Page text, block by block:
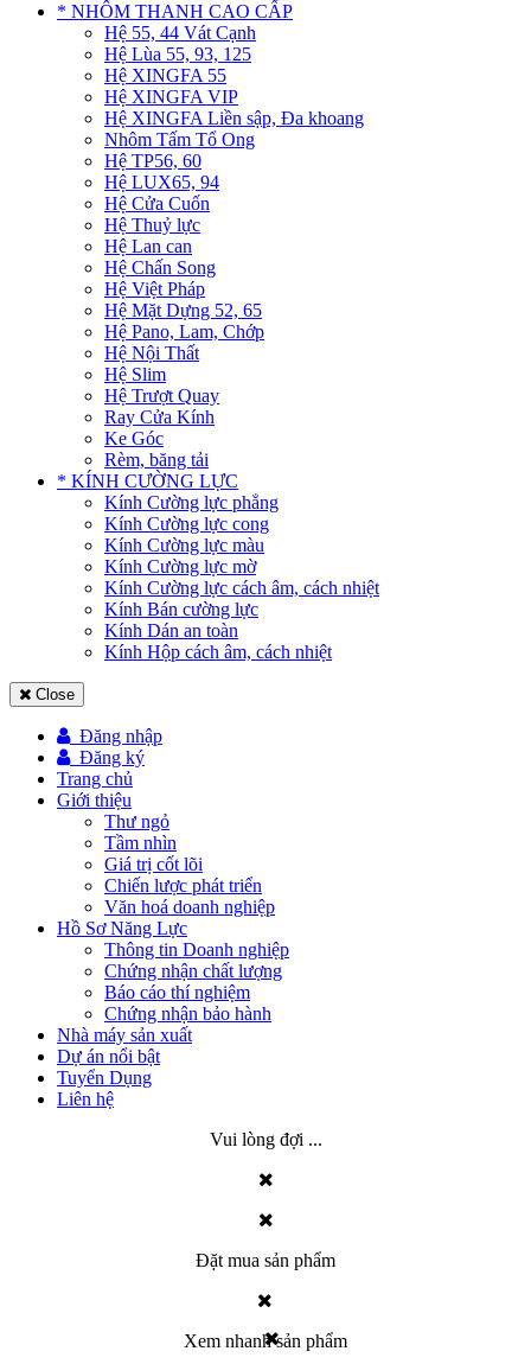
* NHÔM THANH CAO CẤP
Hệ 55, 44 Vát Cạnh
Hệ Lùa 55, 93, 125
Hệ XINGFA 55
Hệ XINGFA VIP
Hệ XINGFA Liền sập, Đa khoang
Nhôm Tấm Tổ Ong
Hệ TP56, 60
Hệ LUX65, 94
Hệ Cửa Cuốn
Hệ Thuỷ lực
Hệ Lan can
Hệ Chấn Song
Hệ Việt Pháp
Hệ Mặt Dựng 52, 65
Hệ Pano, Lam, Chớp
Hệ Nội Thất
Hệ Slim
Hệ Trượt Quay
Ray Cửa Kính
Ke Góc
Rèm, băng tải
* KÍNH CƯỜNG LỰC
Kính Cường lực phẳng
Kính Cường lực cong
Kính Cường lực màu
Kính Cường lực mờ
Kính Cường lực cách âm, cách nhiệt
Kính Bán cường lực
Kính Dán an toàn
Kính Hộp cách âm, cách nhiệt
Close
Đăng nhập
Đăng ký
Trang chủ
Giới thiệu
Thư ngỏ
Tầm nhìn
Giá trị cốt lõi
Chiến lược phát triển
Văn hoá doanh nghiệp
Hồ Sơ Năng Lực
Thông tin Doanh nghiệp
Chứng nhận chất lượng
Báo cáo thí nghiệm
Chứng nhận bảo hành
Nhà máy sản xuất
Dự án nổi bật
Tuyển Dụng
Liên hệ
Vui lòng đợi ...
Đặt mua sản phẩm
Xem nhanh sản phẩm